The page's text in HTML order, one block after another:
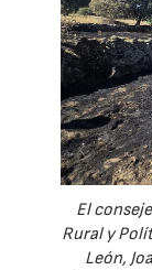
El
Rural y
León,